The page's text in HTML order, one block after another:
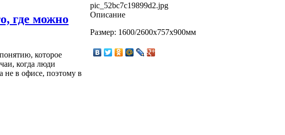
где можно
которое
когда люди
не в офисе, поэтому в
pic_52bc7c19899d2.jpg
Описание
Размер: 1600/2600х757х900мм